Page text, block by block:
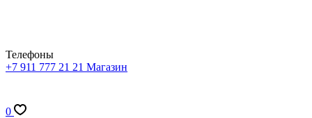
Телефоны
+7 911 777 21 21 Магазин
0